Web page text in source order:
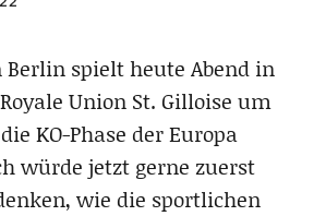
Berlin spielt heute Abend in
Union St. Gilloise um
KO-Phase der Europa
würde jetzt gerne zuerst
wie die sportlichen